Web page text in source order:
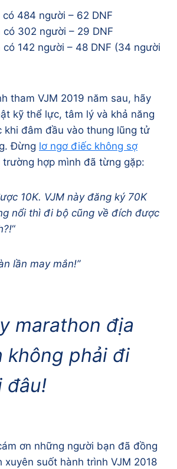
có 484 người – 62 DNF
có 302 người – 29 DNF
có 142 người – 48 DNF (34 người
tham VJM 2019 năm sau, hãy
kỹ thể lực, tâm lý và khả năng
khi đâm đầu vào thung lũng tử
Đừng lơ ngơ điếc không sợ
trường hợp mình đã từng gặp:
10K. VJM này đăng ký 70K
nổi thì đi bộ cũng về đích được
“
lần may mắn!”
marathon địa
không phải đi
đâu!
ơn những người bạn đã đồng
xuyên suốt hành trình VJM 2018